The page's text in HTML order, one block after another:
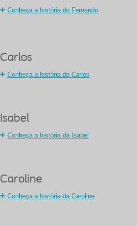
Conheça a história do Fernando
Carlos
Conheça a história do Carlos
Isabel
Conheça a história da Isabel
Caroline
Conheça a história da Caroline